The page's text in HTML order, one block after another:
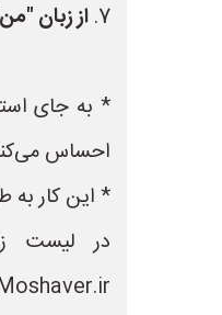
7. از زبان
* به جای
احساس
* این کار به
در لیست